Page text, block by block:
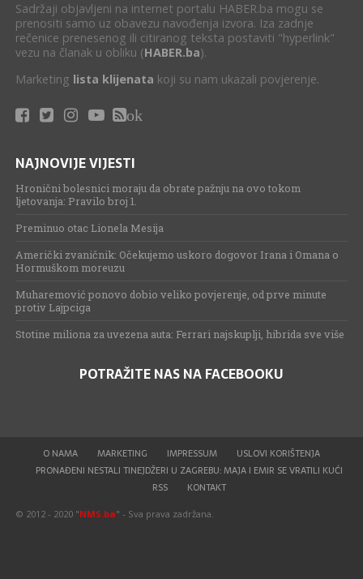
Sadržaji objavljeni na internet portalu HABER.ba mogu se
prenositi samo uz obavezu navođenja izvora. Iza zadnje
rečenice prenesenog ili citiranog teksta postaviti "hyperlink"
vezu na članak u obliku (HABER.ba).
Marketing lista klijenata koji su nam ukazali povjerenje.
ok
NAJNOVIJE VIJESTI
Hronični bolesnici moraju da obrate pažnju na ovo tokom
ljetovanja: Pravilo broj 1.
Preminuo otac Lionela Mesija
Američki zvaničnik: Očekujemo uskoro dogovor Irana i Omana o
Hormuškom moreuzu
Muharemović ponovo dobio veliko povjerenje, od prve minute
protiv Lajpciga
Stotine miliona za uvezena auta: Ferrari najskuplji, hibrida sve više
POTRAŽITE NAS NA FACEBOOKU
O NAMA MARKETING IMPRESSUM
USLOVI KORIŠTENJA
PRONAĐENI NESTALI TINEJDŽERI U ZAGREBU: MAJA I EMIR SE VRATILI KUĆI
RSS
KONTAKT
© 2012 - 2020 "NMS.ba" - Sva prava zadržana.